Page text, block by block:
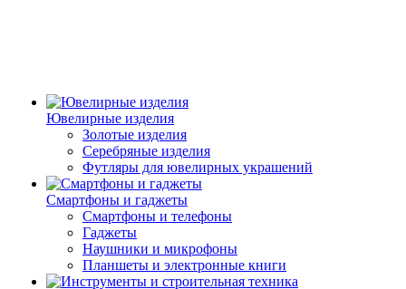
Ювелирные изделия
Золотые изделия
Серебряные изделия
Футляры для ювелирных украшений
Смартфоны и гаджеты
Смартфоны и телефоны
Гаджеты
Наушники и микрофоны
Планшеты и электронные книги